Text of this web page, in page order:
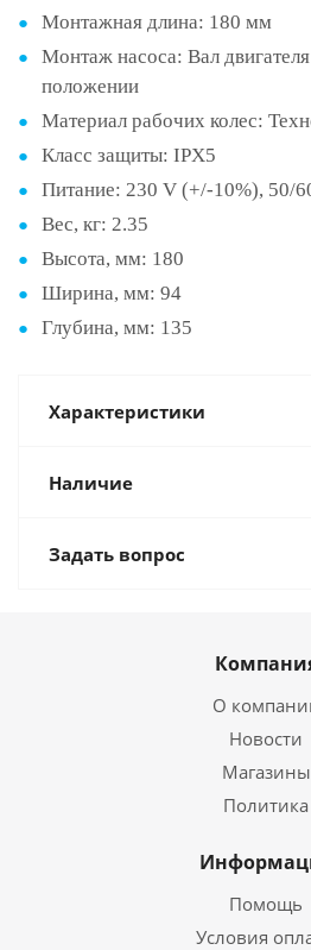
Монтажная длина: 180 мм
Монтаж насоса: Вал
положении
Материал рабочих колес:
Класс защиты: IPX5
Питание: 230 V (+/-10%), 50/
Вес, кг: 2.35
Высота, мм: 180
Ширина, мм: 94
Глубина, мм: 135
Характеристики
Наличие
Задать вопрос
О
Новости
Магазины
Политика
Помощь
Условия